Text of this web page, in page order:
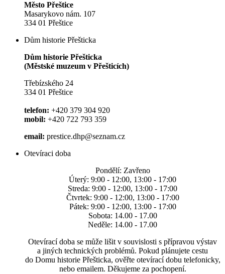
Město Přeštice
Masarykovo nám. 107
334 01 Přeštice
Dům historie Přešticka
Dům historie Přešticka
(Městské muzeum v Přešticích)
Třebízského 24
334 01 Přeštice
telefon: +420 379 304 920
mobil: +420 722 793 359
email: prestice.dhp@seznam.cz
Otevíraci doba
Pondělí: Zavřeno
Úterý: 9:00 - 12:00, 13:00 - 17:00
Streda: 9:00 - 12:00, 13:00 - 17:00
Čtvrtek: 9:00 - 12:00, 13:00 - 17:00
Pátek: 9:00 - 12:00, 13:00 - 17:00
Sobota: 14.00 - 17.00
Neděle: 14.00 - 17.00
Otevírací doba se může lišit v souvislosti s přípravou výstav
a jiných technických problémů. Pokud plánujete cestu
do Domu historie Přešticka, ověřte otevírací dobu telefonicky,
nebo emailem. Děkujeme za pochopení.